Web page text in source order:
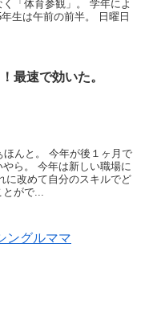
「体育参観」。 学年によ
生は午前の前半。 日曜日
最速で効いた。
ほんと。 今年が後１ヶ月で
ら。 今年は新しい職場に
に改めて自分のスキルでど
がで...